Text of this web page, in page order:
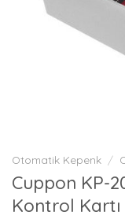
Otomatik Kepenk /
Cuppon KP-
Kontrol